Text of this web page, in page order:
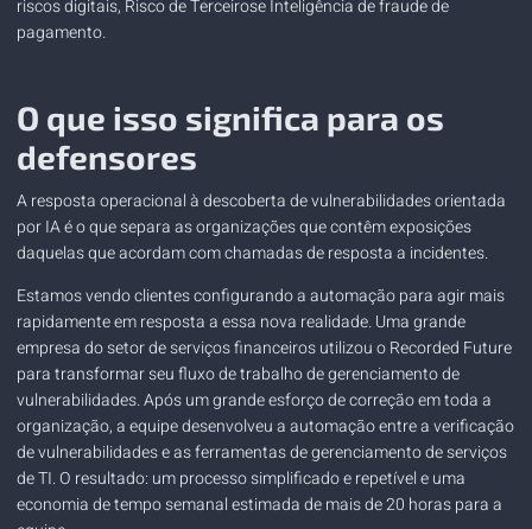
riscos digitais, Risco de TerceiroseInteligência de fraude de
pagamento.
O que isso significa para os
defensores
A resposta operacional à descoberta de vulnerabilidades orientada
por IA é o que separa as organizações que contêm exposições
daquelas que acordam com chamadas de resposta a incidentes.
Estamos vendo clientes configurando a automação para agir mais
rapidamente em resposta a essa nova realidade. Uma grande
empresa do setor de serviços financeiros utilizou o Recorded Future
para transformar seu fluxo de trabalho de gerenciamento de
vulnerabilidades. Após um grande esforço de correção em toda a
organização, a equipe desenvolveu a automação entre a verificação
de vulnerabilidades e as ferramentas de gerenciamento de serviços
de TI. O resultado: um processo simplificado e repetível e uma
economia de tempo semanal estimada de mais de 20 horas para a